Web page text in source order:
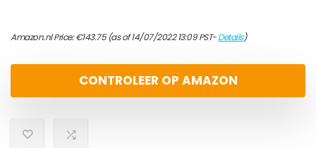
Amazon.nl Price:€143.75(as of 14/07/2022 13:09 PST-Details)
CONTROLEER OP AMAZON